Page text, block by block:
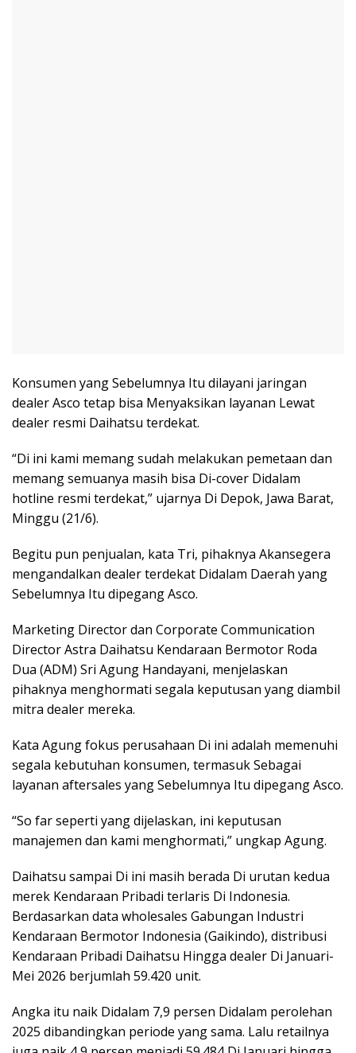
Konsumen yang Sebelumnya Itu dilayani jaringan
dealer Asco tetap bisa Menyaksikan layanan Lewat
dealer resmi Daihatsu terdekat.
“Di ini kami memang sudah melakukan pemetaan dan
memang semuanya masih bisa Di-cover Didalam
hotline resmi terdekat,” ujarnya Di Depok, Jawa Barat,
Minggu (21/6).
Begitu pun penjualan, kata Tri, pihaknya Akansegera
mengandalkan dealer terdekat Didalam Daerah yang
Sebelumnya Itu dipegang Asco.
Marketing Director dan Corporate Communication
Director Astra Daihatsu Kendaraan Bermotor Roda
Dua (ADM) Sri Agung Handayani, menjelaskan
pihaknya menghormati segala keputusan yang diambil
mitra dealer mereka.
Kata Agung fokus perusahaan Di ini adalah memenuhi
segala kebutuhan konsumen, termasuk Sebagai
layanan aftersales yang Sebelumnya Itu dipegang Asco.
“So far seperti yang dijelaskan, ini keputusan
manajemen dan kami menghormati,” ungkap Agung.
Daihatsu sampai Di ini masih berada Di urutan kedua
merek Kendaraan Pribadi terlaris Di Indonesia.
Berdasarkan data wholesales Gabungan Industri
Kendaraan Bermotor Indonesia (Gaikindo), distribusi
Kendaraan Pribadi Daihatsu Hingga dealer Di Januari-
Mei 2026 berjumlah 59.420 unit.
Angka itu naik Didalam 7,9 persen Didalam perolehan
2025 dibandingkan periode yang sama. Lalu retailnya